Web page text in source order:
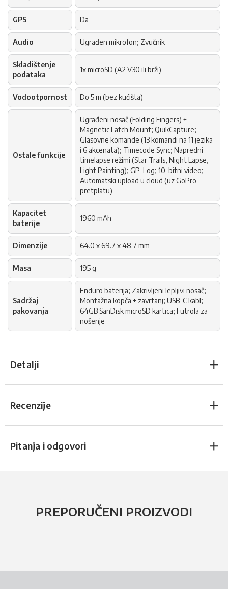
GPS Da
Audio Ugrađen mikrofon; Zvučnik
Skladištenje
podataka
1x microSD (A2 V30 ili brži)
Vodootpornost Do 5 m (bez kućišta)
Ostale funkcije
Ugrađeni nosač (Folding Fingers) +
Magnetic Latch Mount; QuikCapture;
Glasovne komande (13 komandi na 11 jezika
i 6 akcenata); Timecode Sync; Napredni
timelapse režimi (Star Trails, Night Lapse,
Light Painting); GP-Log; 10-bitni video;
Automatski upload u cloud (uz GoPro
pretplatu)
Kapacitet
baterije
1960 mAh
Dimenzije 64.0 x 69.7 x 48.7 mm
Masa 195 g
Sadržaj
pakovanja
Enduro baterija; Zakrivljeni lepljivi nosač;
Montažna kopča + zavrtanj; USB-C kabl;
64GB SanDisk microSD kartica; Futrola za
nošenje
Detalji
Recenzije
Pitanja i odgovori
PREPORUČENI PROIZVODI